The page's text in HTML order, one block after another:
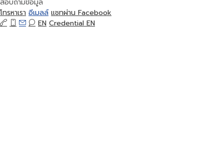
สอบถามข้อมูล
โทรหาเรา อีเมลล์ แชทผ่าน Facebook
EN Credential EN